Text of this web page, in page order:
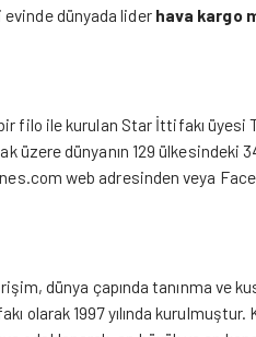
evinde dünyada lider hava kargo
filo ile kurulan Star İttifakı üyesi
üzere dünyanın 129 ülkesindeki
web adresinden veya
dünya çapında tanınma
olarak 1997 yılında